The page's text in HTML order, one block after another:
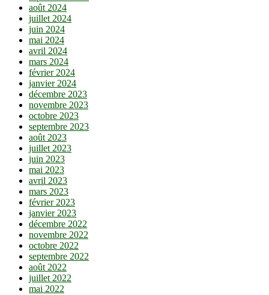
août 2024
juillet 2024
juin 2024
mai 2024
avril 2024
mars 2024
février 2024
janvier 2024
décembre 2023
novembre 2023
octobre 2023
septembre 2023
août 2023
juillet 2023
juin 2023
mai 2023
avril 2023
mars 2023
février 2023
janvier 2023
décembre 2022
novembre 2022
octobre 2022
septembre 2022
août 2022
juillet 2022
mai 2022